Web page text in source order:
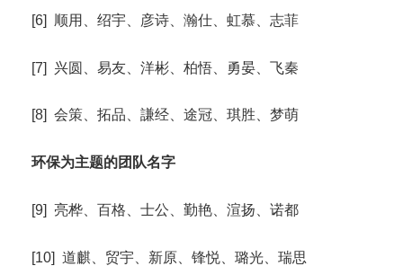
[6] 顺用、绍宇、彦诗、瀚仕、虹慕、志菲
[7] 兴圆、易友、洋彬、柏悟、勇晏、飞秦
[8] 会策、拓品、謙经、途冠、琪胜、梦萌
环保为主题的团队名字
[9] 亮桦、百格、士公、勤艳、渲扬、诺都
[10] 道麒、贸宇、新原、锋悦、璐光、瑞思